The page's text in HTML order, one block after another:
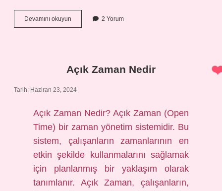
Devamını okuyun Plagiarius
ne
2 Yorum
Açık Zaman Nedir
Tarih: Haziran 23, 2024
Açık Zaman Nedir? Açık Zaman (Open
Time) bir zaman yönetim sistemidir. Bu
sistem, çalışanların zamanlarının en
etkin şekilde kullanmalarını sağlamak
için planlanmış bir yaklaşım olarak
tanımlanır. Açık Zaman, çalışanların,